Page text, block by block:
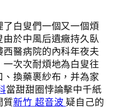
白叟們一個又一個煩
於中風后遺癥持久臥
醫病院的內科年夜夫
次次耐煩地為白叟往
換藥裹紗布，并為家
當甜甜圈悖論擊中千紙
質新竹 超音波疑自己的